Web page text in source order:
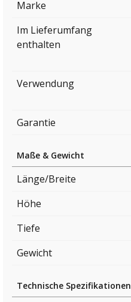
Marke
Im Lieferumfang
enthalten
Verwendung
Garantie
Maße & Gewicht
Länge/Breite
Höhe
Tiefe
Gewicht
Technische Spezifikationen